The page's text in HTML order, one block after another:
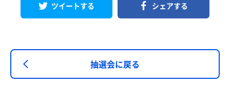
ツイートする シェアする
抽選会に戻る